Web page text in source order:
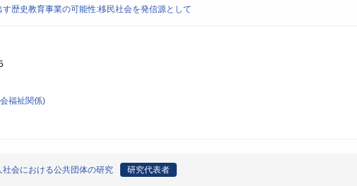
歴史教育事業の可能性:移民社会を発信源として
福祉関係)
会における公共団体の研究 研究代表者